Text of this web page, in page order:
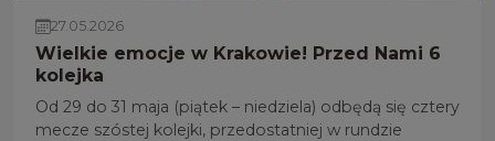
27.05.2026
Wielkie emocje w Krakowie! Przed Nami 6
kolejka
Od 29 do 31 maja (piątek – niedziela) odbędą się cztery
mecze szóstej kolejki, przedostatniej w rundzie